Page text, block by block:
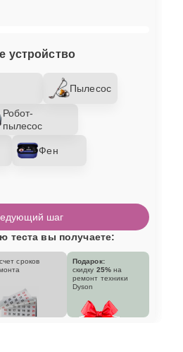
устройство
Пылесос
Робот-
пылесос
Фен
шаг
теста вы получаете:
сроков
Подарок:
скидку 25% на
ремонт техники
Dyson